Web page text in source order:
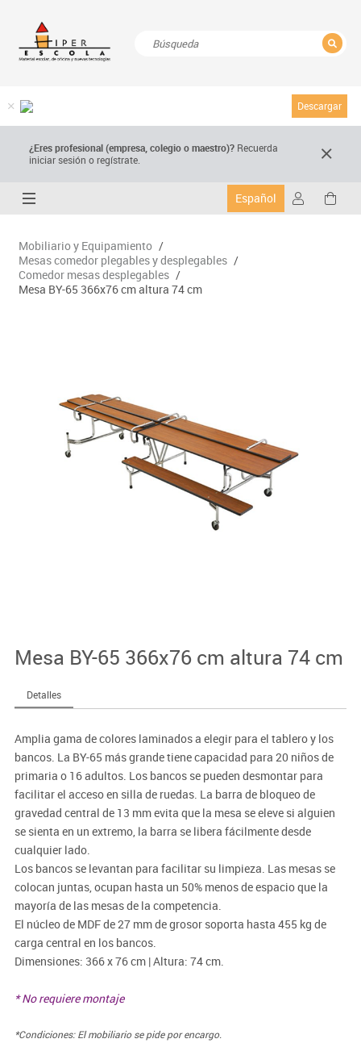
Descargar
¿Eres profesional (empresa, colegio o maestro)? Recuerda
iniciar sesión o regístrate.
Español
Mobiliario y Equipamiento /
Mesas comedor plegables y desplegables /
Comedor mesas desplegables /
Mesa BY-65 366x76 cm altura 74 cm
Mesa BY-65 366x76 cm altura 74 cm
Detalles
Amplia gama de colores laminados a elegir para el tablero y los
bancos. La BY-65 más grande tiene capacidad para 20 niños de
primaria o 16 adultos. Los bancos se pueden desmontar para
facilitar el acceso en silla de ruedas. La barra de bloqueo de
gravedad central de 13 mm evita que la mesa se eleve si alguien
se sienta en un extremo, la barra se libera fácilmente desde
cualquier lado.
Los bancos se levantan para facilitar su limpieza. Las mesas se
colocan juntas, ocupan hasta un 50% menos de espacio que la
mayoría de las mesas de la competencia.
El núcleo de MDF de 27 mm de grosor soporta hasta 455 kg de
carga central en los bancos.
Dimensiones: 366 x 76 cm | Altura: 74 cm.
* No requiere montaje
*Condiciones: El mobiliario se pide por encargo.